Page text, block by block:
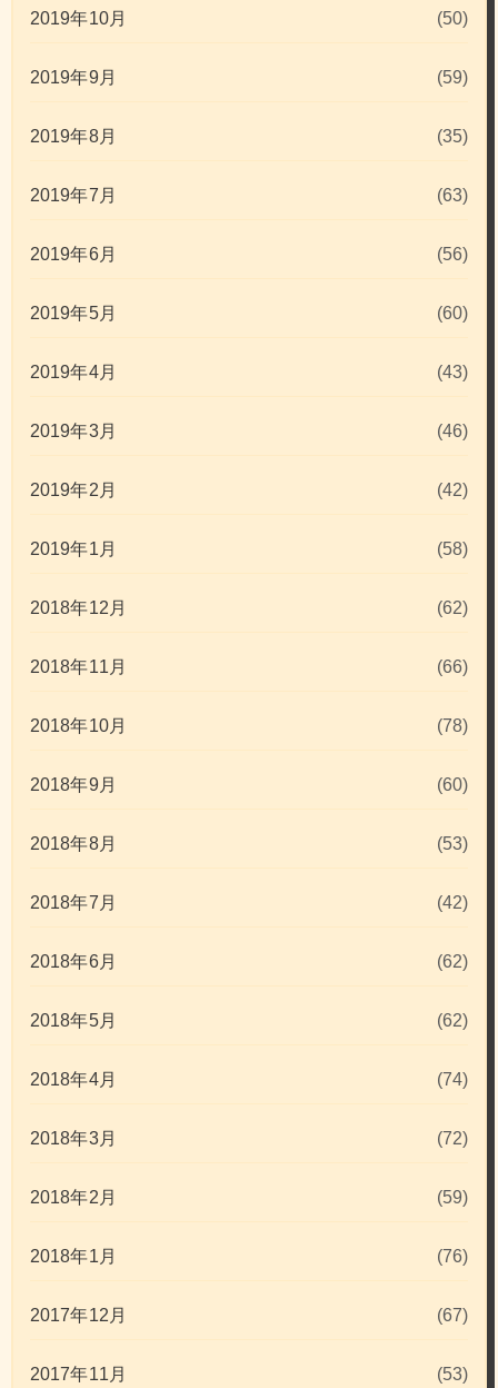
2019年10月 (50)
2019年9月 (59)
2019年8月 (35)
2019年7月 (63)
2019年6月 (56)
2019年5月 (60)
2019年4月 (43)
2019年3月 (46)
2019年2月 (42)
2019年1月 (58)
2018年12月 (62)
2018年11月 (66)
2018年10月 (78)
2018年9月 (60)
2018年8月 (53)
2018年7月 (42)
2018年6月 (62)
2018年5月 (62)
2018年4月 (74)
2018年3月 (72)
2018年2月 (59)
2018年1月 (76)
2017年12月 (67)
2017年11月 (53)